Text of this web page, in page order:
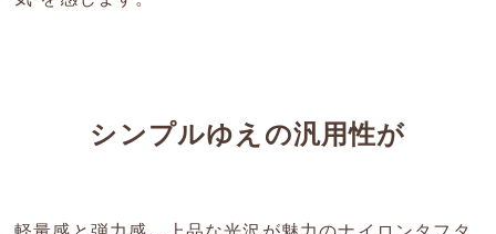
シンプルゆえの汎用性が